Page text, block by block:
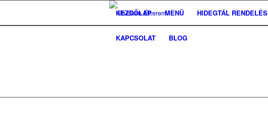
KEZDŐLAP MENÜ HIDEGTÁL RENDELÉS
KAPCSOLAT BLOG